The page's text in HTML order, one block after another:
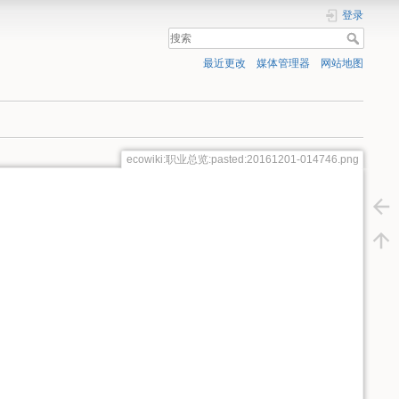
登录
最近更改 媒体管理器 网站地图
ecowiki:职业总览:pasted:20161201-014746.png